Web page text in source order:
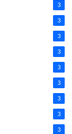
3
3
3
3
3
3
3
3
3